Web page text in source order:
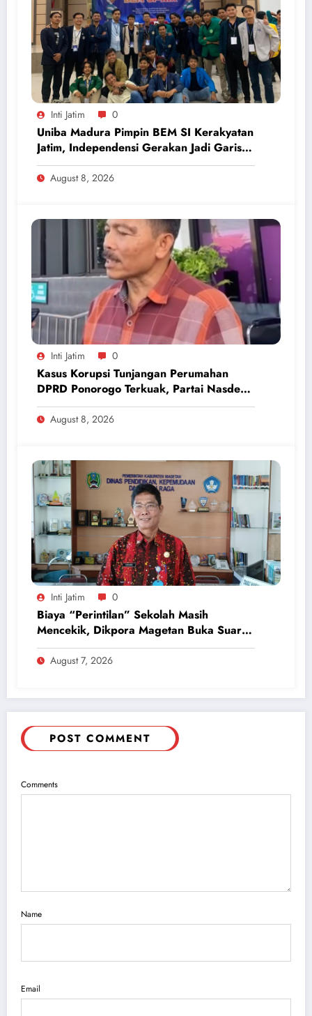
Inti Jatim 0
Uniba Madura Pimpin BEM SI Kerakyatan
Jatim, Independensi Gerakan Jadi Garis
Batas
August 8, 2026
Inti Jatim 0
Kasus Korupsi Tunjangan Perumahan
DPRD Ponorogo Terkuak, Partai Nasdem
Inisiatif Kembalikan Uang Rp 748 Juta
August 8, 2026
Inti Jatim 0
Biaya “Perintilan” Sekolah Masih
Mencekik, Dikpora Magetan Buka Suara
Soal Polemik Seragam dan Modul
August 7, 2026
POST COMMENT
Comments
Name
Email